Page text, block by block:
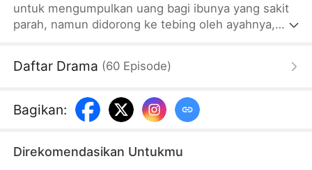
untuk mengumpulkan uang bagi ibunya yang sakit
parah, namun didorong ke tebing oleh ayahnya,
mengandalkan kekuatan supernatural untuk
menggunakan koin perak Qianlong Tongbao dan
Xiasanniao untuk mendapatkan biaya operasi.
Daftar Drama (60 Episode)
Bagikan:
Direkomendasikan Untukmu